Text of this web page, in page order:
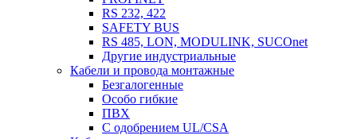
RS 232, 422
SAFETY BUS
RS 485, LON, MODULINK, SUCOnet
Другие индустриальные
Кабели и провода монтажные
Безгалогенные
Особо гибкие
ПВХ
С одобрением UL/CSA